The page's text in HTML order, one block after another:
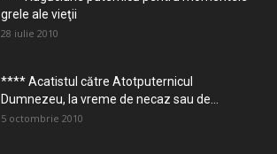
grele ale vieţii
28 iulie 2010
**** Acatistul către Atotputernicul
Dumnezeu, la vreme de necaz sau de...
5 octombrie 2010